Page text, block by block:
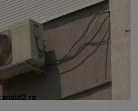
îi determină pe
aerul condiționat în plină
caniculă